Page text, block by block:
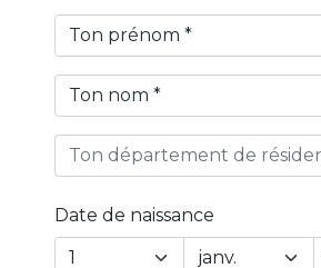
Ton département de
Date de naissance
Year
Day